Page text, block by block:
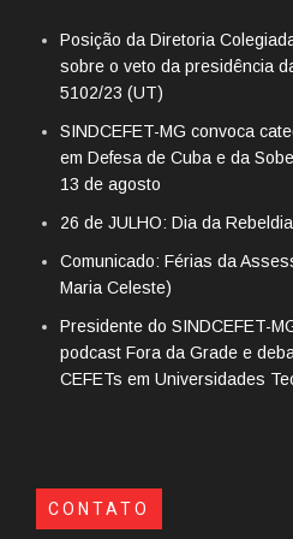
Posição da Diretoria
sobre o veto da presidência
5102/23 (UT)
SINDCEFET-MG convoca
em Defesa de Cuba e da
13 de agosto
26 de JULHO: Dia da
Comunicado: Férias da
Maria Celeste)
Presidente do SINDCEFET-
podcast Fora da Grade e
CEFETs em Universidades
CONTATO